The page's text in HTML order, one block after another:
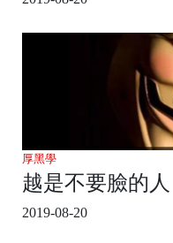
厚黑學
越是不要臉的
2019-08-20